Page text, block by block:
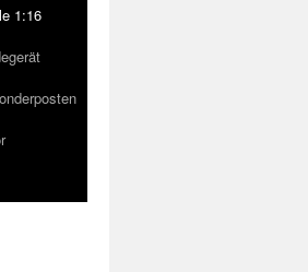
1:16